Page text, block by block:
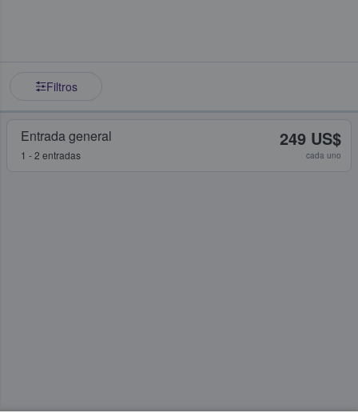
Filtros
Entrada general
1 - 2 entradas
249 US$
cada uno